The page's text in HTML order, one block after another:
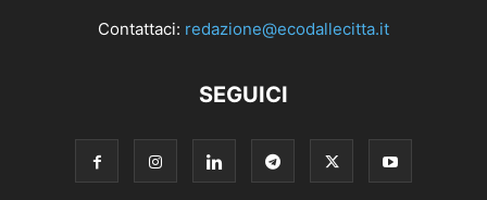
Contattaci: redazione@ecodallecitta.it
SEGUICI